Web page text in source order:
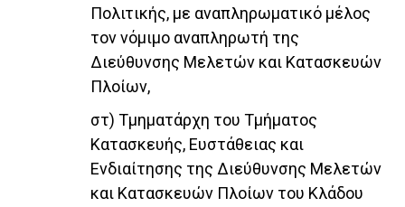
Πολιτικής, με αναπληρωματικό μέλος
τον νόμιμο αναπληρωτή της
Διεύθυνσης Μελετών και Κατασκευών
Πλοίων,
στ) Τμηματάρχη του Τμήματος
Κατασκευής, Ευστάθειας και
Ενδιαίτησης της Διεύθυνσης Μελετών
και Κατασκευών Πλοίων του Κλάδου